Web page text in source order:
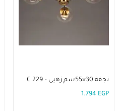
نجفة 30×55سم زهبى – C 229
1.794 EGP